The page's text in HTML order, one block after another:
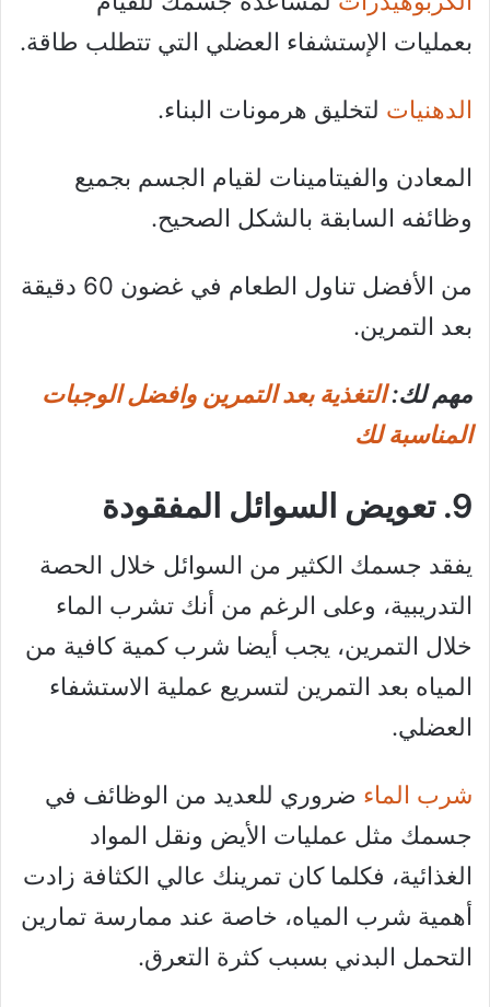
بعمليات الإستشفاء العضلي التي تتطلب طاقة.
الدهنيات لتخليق هرمونات البناء.
المعادن والفيتامينات لقيام الجسم بجميع
وظائفه السابقة بالشكل الصحيح.
من الأفضل تناول الطعام في غضون 60 دقيقة
بعد التمرين.
مهم لك:التغذية بعد التمرين وافضل الوجبات
المناسبة لك
9. تعويض السوائل المفقودة
يفقد جسمك الكثير من السوائل خلال الحصة
التدريبية، وعلى الرغم من أنك تشرب الماء
خلال التمرين، يجب أيضا شرب كمية كافية من
المياه بعد التمرين لتسريع عملية الاستشفاء
العضلي.
شرب الماء ضروري للعديد من الوظائف في
جسمك مثل عمليات الأيض ونقل المواد
الغذائية، فكلما كان تمرينك عالي الكثافة زادت
أهمية شرب المياه، خاصة عند ممارسة تمارين
التحمل البدني بسبب كثرة التعرق.